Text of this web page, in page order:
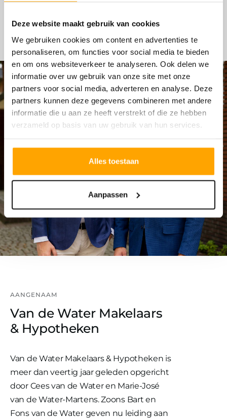
Deze website maakt gebruik van cookies
We gebruiken cookies om content en advertenties te
personaliseren, om functies voor social media te bieden
en om ons websiteverkeer te analyseren. Ook delen we
informatie over uw gebruik van onze site met onze
partners voor social media, adverteren en analyse. Deze
partners kunnen deze gegevens combineren met andere
informatie die u aan ze heeft verstrekt of die ze hebben
verzameld op basis van uw gebruik van hun services.
Alles toestaan
Aanpassen
AANGENAAM
Van de Water Makelaars
& Hypotheken
Van de Water Makelaars & Hypotheken is
meer dan veertig jaar geleden opgericht
door Cees van de Water en Marie-José
van de Water-Martens. Zoons Bart en
Fons van de Water geven nu leiding aan